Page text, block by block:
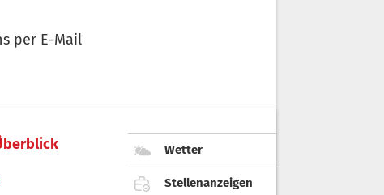
per E-Mail
Wetter
Stellenanzeigen